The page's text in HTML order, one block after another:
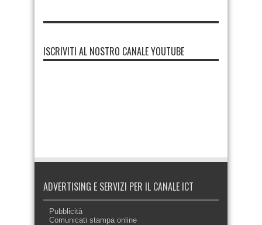
ISCRIVITI AL NOSTRO CANALE YOUTUBE
ADVERTISING E SERVIZI PER IL CANALE ICT
Pubblicità
Comunicati stampa online